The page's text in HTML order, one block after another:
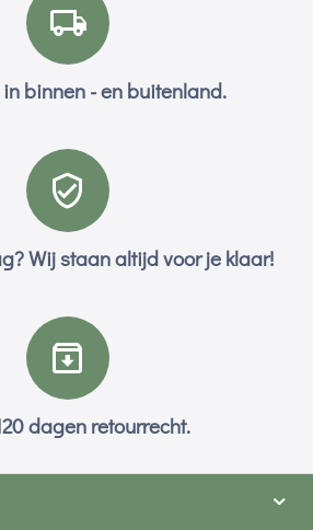
binnen - en buitenland.
Wij staan altijd voor je klaar!
dagen retourrecht.